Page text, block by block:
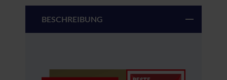
BESCHREIBUNG